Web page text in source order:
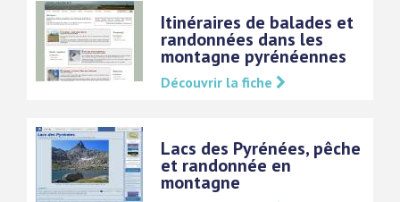
Itinéraires de balades et
randonnées dans les
montagne pyrénéennes
Découvrir la fiche
Lacs des Pyrénées, pêche
et randonnée en
montagne